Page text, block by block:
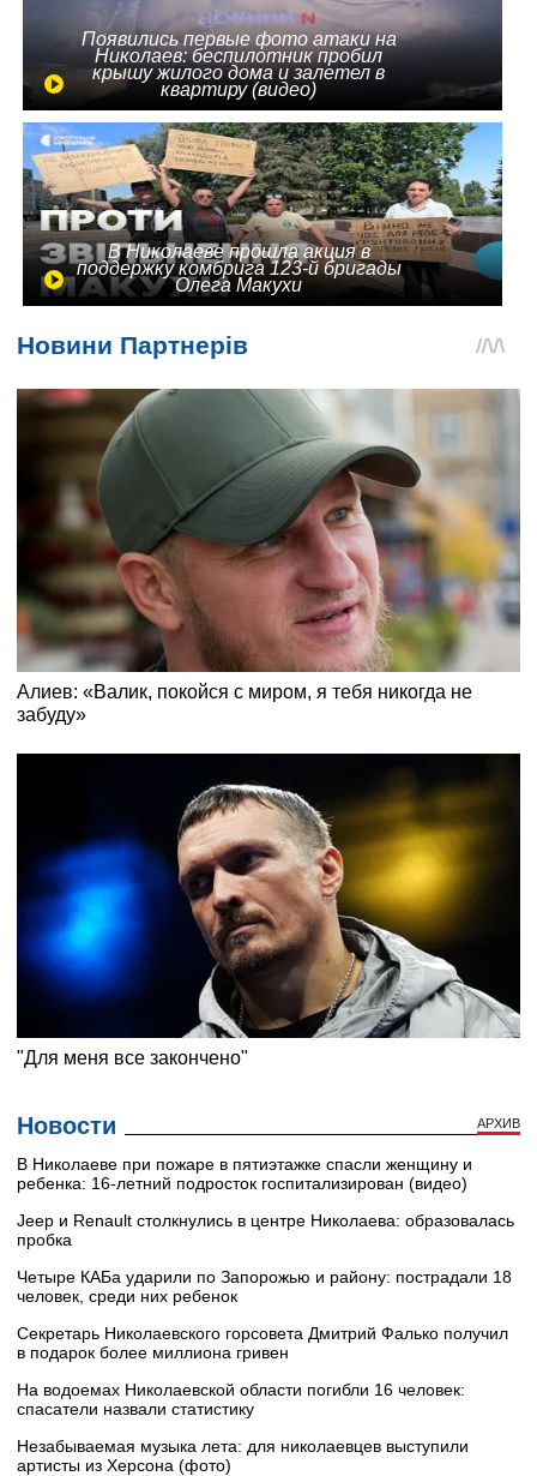
Появились первые фото атаки на
Николаев: беспилотник пробил
крышу жилого дома и залетел в
квартиру (видео)
В Николаеве прошла акция в
поддержку комбрига 123-й бригады
Олега Макухи
Новости АРХИВ
В Николаеве при пожаре в пятиэтажке спасли женщину и
ребенка: 16-летний подросток госпитализирован (видео)
Jeep и Renault столкнулись в центре Николаева: образовалась
пробка
Четыре КАБа ударили по Запорожью и району: пострадали 18
человек, среди них ребенок
Секретарь Николаевского горсовета Дмитрий Фалько получил
в подарок более миллиона гривен
На водоемах Николаевской области погибли 16 человек:
спасатели назвали статистику
Незабываемая музыка лета: для николаевцев выступили
артисты из Херсона (фото)